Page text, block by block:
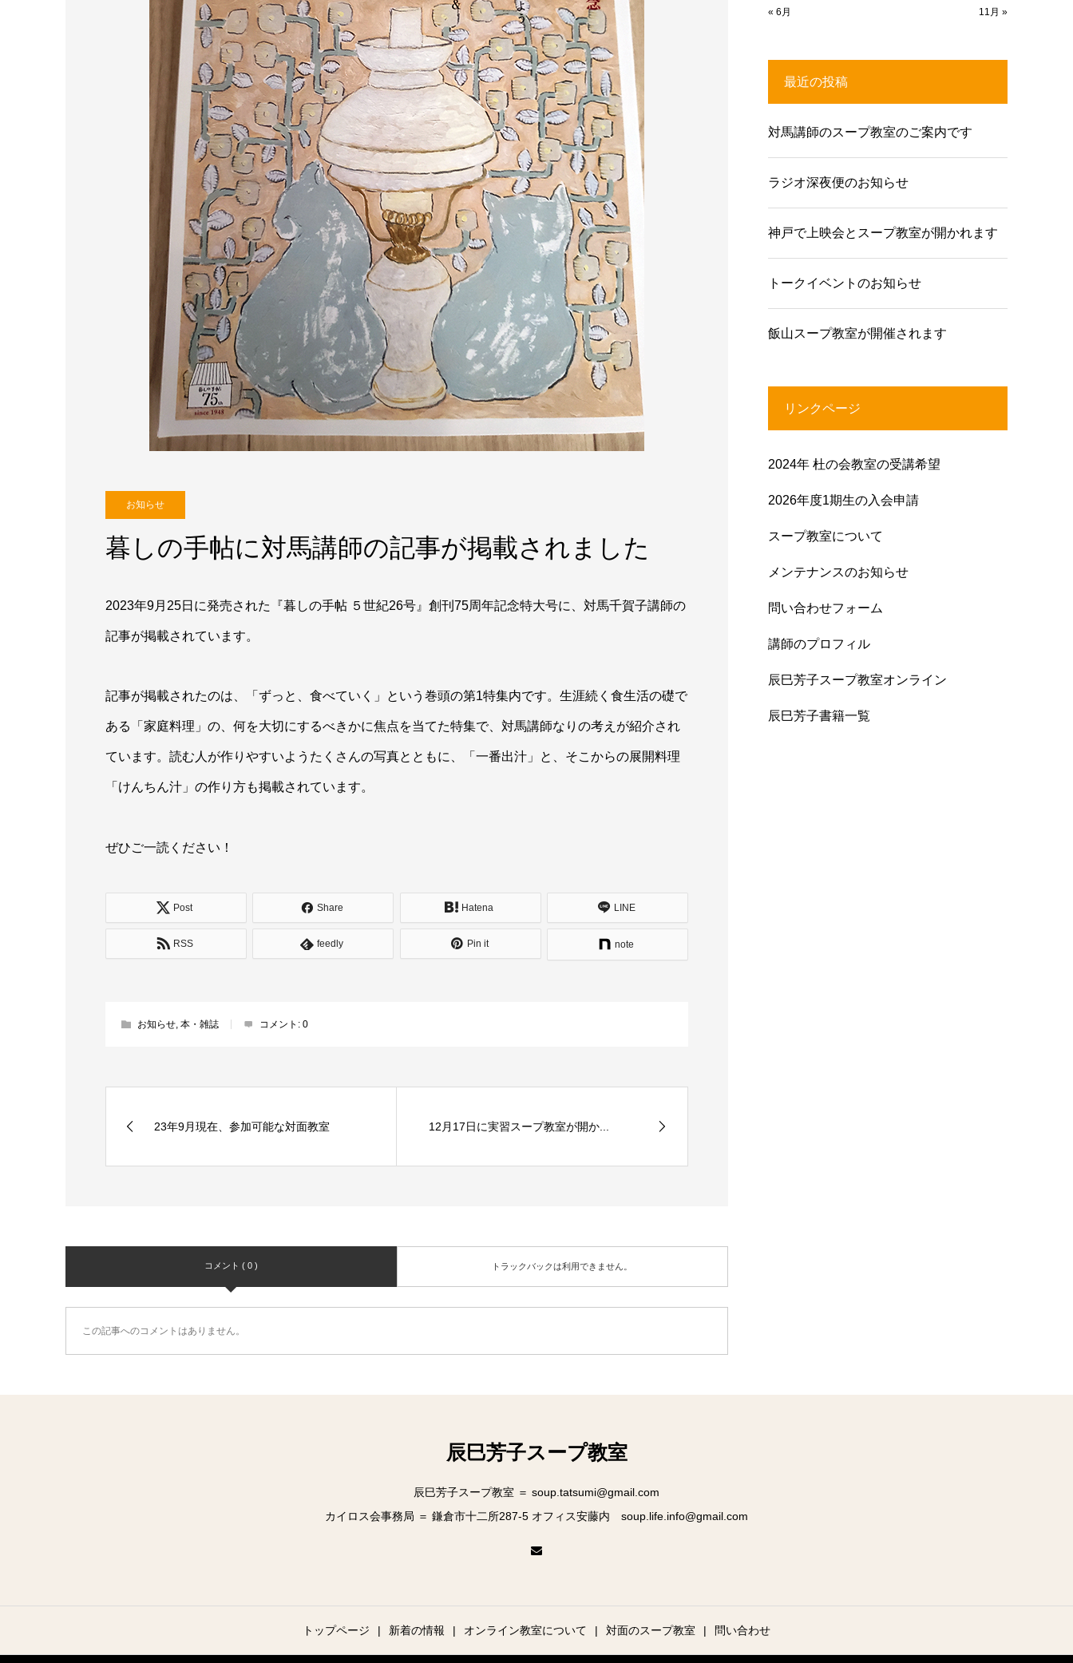
お知らせ
暮しの手帖に対馬講師の記事が掲載されました
2023年9月25日に発売された『暮しの手帖 ５世紀26号』創刊75周年記念特大号に、対馬千賀子講師の
記事が掲載されています。
記事が掲載されたのは、「ずっと、食べていく」という巻頭の第1特集内です。生涯続く食生活の礎で
ある「家庭料理」の、何を大切にするべきかに焦点を当てた特集で、対馬講師なりの考えが紹介され
ています。読む人が作りやすいようたくさんの写真とともに、「一番出汁」と、そこからの展開料理
「けんちん汁」の作り方も掲載されています。
ぜひご一読ください！
Post Share Hatena LINE
RSS feedly Pin it note
お知らせ, 本・雑誌 コメント: 0
23年9月現在、参加可能な対面教室 12月17日に実習スープ教室が開か...
コメント ( 0 ) トラックバックは利用できません。
この記事へのコメントはありません。
« 6月 11月 »
最近の投稿
対馬講師のスープ教室のご案内です
ラジオ深夜便のお知らせ
神戸で上映会とスープ教室が開かれます
トークイベントのお知らせ
飯山スープ教室が開催されます
リンクページ
2024年 杜の会教室の受講希望
2026年度1期生の入会申請
スープ教室について
メンテナンスのお知らせ
問い合わせフォーム
講師のプロフィル
辰巳芳子スープ教室オンライン
辰巳芳子書籍一覧
辰巳芳子スープ教室
辰巳芳子スープ教室 ＝ soup.tatsumi@gmail.com
カイロス会事務局 ＝ 鎌倉市十二所287-5 オフィス安藤内 soup.life.info@gmail.com
トップページ 新着の情報 オンライン教室について 対面のスープ教室 問い合わせ